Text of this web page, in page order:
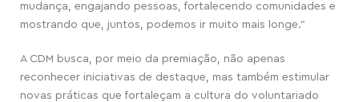
mudança, engajando pessoas, fortalecendo comunidades e
mostrando que, juntos, podemos ir muito mais longe.”
A CDM busca, por meio da premiação, não apenas
reconhecer iniciativas de destaque, mas também estimular
novas práticas que fortaleçam a cultura do voluntariado